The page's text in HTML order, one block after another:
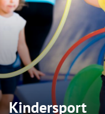
Kindersport